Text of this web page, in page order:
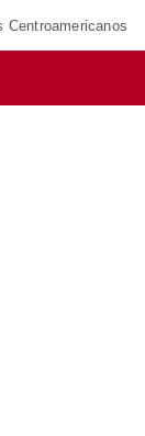
Centroamericanos